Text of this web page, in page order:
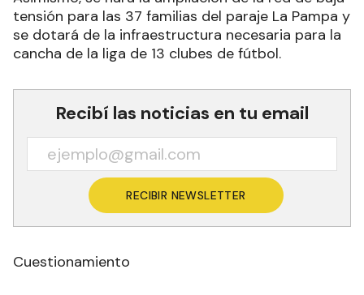
tensión para las 37 familias del paraje La Pampa y
se dotará de la infraestructura necesaria para la
cancha de la liga de 13 clubes de fútbol.
Recibí las noticias en tu email
RECIBIR NEWSLETTER
Cuestionamiento